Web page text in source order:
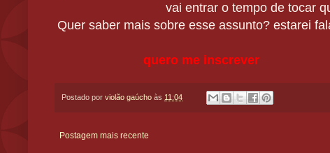
vai entrar o tempo de tocar
Quer saber mais sobre esse assunto? estarei
quero me inscrever
Postado por violão gaúcho às 11:04
Postagem mais recente